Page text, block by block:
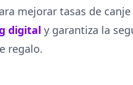
mejorar tasas de
digital y garantiza la
regalo.